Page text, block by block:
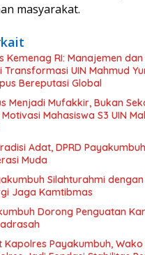
masyarakat.
Kemenag RI: Manajemen
Transformasi UIN Mahmud
Bereputasi Global
Menjadi Mufakkir, Bukan
Mahasiswa S3 UIN
Adat, DPRD
Muda
Silahturahmi dengan
Jaga Kamtibmas
Dorong Penguatan
Kapolres Payakumbuh,